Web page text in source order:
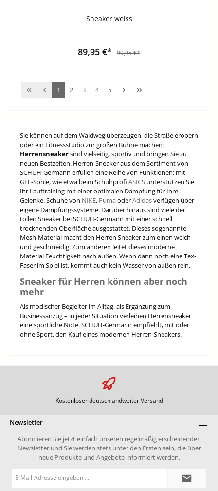
Sneaker weiss
89,95 €* 99,95 €*
1 2 3 4 5
Sie können auf dem Waldweg überzeugen, die Straße erobern
oder ein Fitnessstudio zur großen Bühne machen:
Herrensneakersind vielseitig, sportiv und bringen Sie zu
neuen Bestzeiten. Herren-Sneaker aus dem Sortiment von
SCHUH-Germann erfüllen eine Reihe von Funktionen: mit
GEL-Sohle, wie etwa beim Schuhprofi ASICS unterstützen Sie
Ihr Lauftraining mit einer optimalen Dämpfung für Ihre
Gelenke. Schuhe von NIKE, PumaoderAdidasverfügen über
eigene Dämpfungssysteme. Darüber hinaus sind viele der
tollen Sneaker bei SCHUH-Germann mit einer schnell
trocknenden Oberfläche ausgestattet. Dieses sogenannte
Mesh-Material macht den Herren Sneaker zum einen weich
und geschmeidig. Zum anderen leitet dieses moderne
Material Feuchtigkeit nach außen. Wenn dann noch eine Tex-
Faser im Spiel ist, kommt auch kein Wasser von außen rein.
Sneaker für Herren können aber noch
mehr
Als modischer Begleiter im Alltag, als Ergänzung zum
Businessanzug – in jeder Situation verleihen Herrensneaker
eine sportliche Note. SCHUH-Germann empfiehlt, mit oder
ohne Sport, den Kauf eines modernen Herren-Sneakers.
Kostenloser deutschlandweiter Versand
Newsletter
Abonnieren Sie jetzt einfach unseren regelmäßig erscheinenden
Newsletter und Sie werden stets unter den Ersten sein, die über
neue Produkte und Angebote informiert werden.